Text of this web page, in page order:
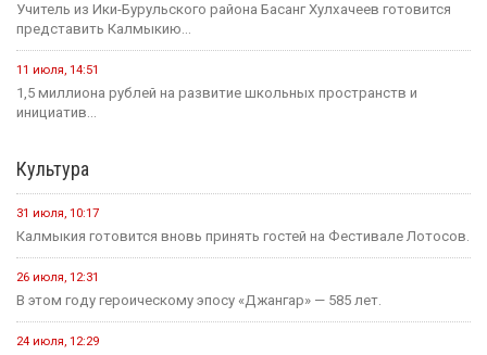
Учитель из Ики-Бурульского района Басанг Хулхачеев готовится
представить Калмыкию...
11 июля, 14:51
1,5 миллиона рублей на развитие школьных пространств и
инициатив...
Культура
31 июля, 10:17
Калмыкия готовится вновь принять гостей на Фестивале Лотосов.
26 июля, 12:31
В этом году героическому эпосу «Джангар» — 585 лет.
24 июля, 12:29